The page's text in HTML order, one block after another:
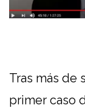
Tras más de
primer caso